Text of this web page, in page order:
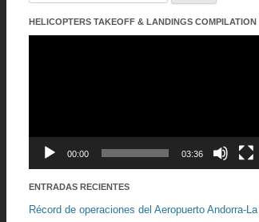
HELICOPTERS TAKEOFF & LANDINGS COMPILATION
00:00 03:36
ENTRADAS RECIENTES
Récord de operaciones del Aeropuerto Andorra-La